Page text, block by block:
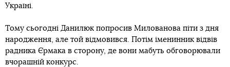
Україні.
Тому сьогодні Данилюк попросив Милованова піти з дня
народження, але той відмовився. Потім іменинник відвів
радника Єрмака в сторону, де вони мабуть обговорювали
вчорашній конкурс.